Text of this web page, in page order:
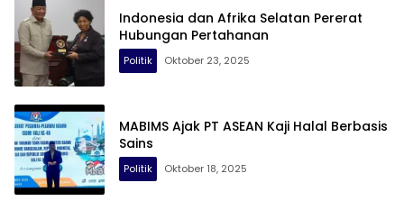
Indonesia dan Afrika Selatan Pererat
Hubungan Pertahanan
Politik Oktober 23, 2025
MABIMS Ajak PT ASEAN Kaji Halal Berbasis
Sains
Politik Oktober 18, 2025